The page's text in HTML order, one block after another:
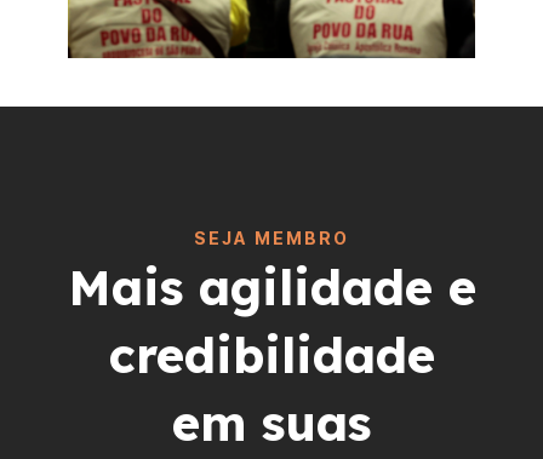
SEJA MEMBRO
Mais agilidade e
credibilidade
em suas